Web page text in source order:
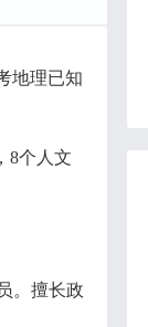
地理已知
8个人文
。擅长政